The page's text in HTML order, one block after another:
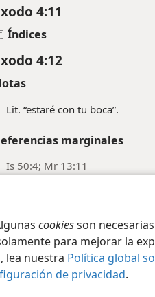
cookiesson
para mejorar la
lea nuestra Política global
de privacidad.
4:11
Índices
4:12
Lit. “estaré con tu boca”.
marginales
Is 50:4; Mr 13:11
4:13
Índices
4:14